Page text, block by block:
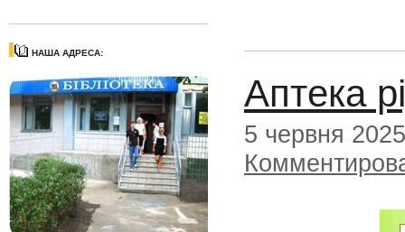
НАША АДРЕСА:
Аптека
5 червня 2025